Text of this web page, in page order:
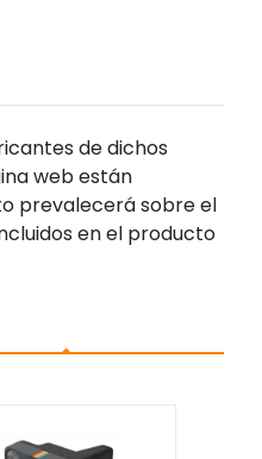
de dichos
web están
prevalecerá sobre el
en el producto